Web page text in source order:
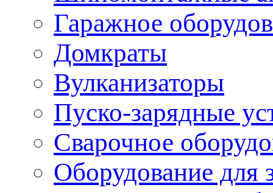
Гаражное
Домкраты
Вулканизаторы
Пуско-зарядные
Сварочное
Оборудование для